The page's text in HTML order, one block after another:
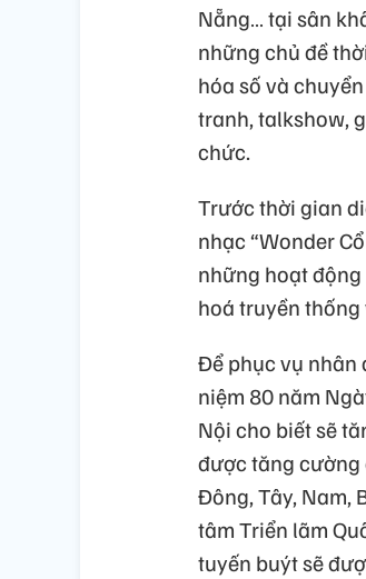
Nẵng… tại sân
những chủ đề
hóa số và
tranh, talkshow,
chức.
Trước thời gian
nhạc “Wonder
những hoạt
hoá truyền
Để phục vụ nhân
niệm 80 năm
Nội cho biết sẽ
được tăng cường
Đông, Tây, Nam,
tâm Triển lãm
tuyến buýt sẽ